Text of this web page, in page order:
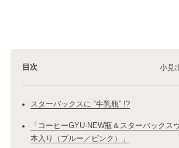
目次 小見
スターバックスに “牛乳瓶” !?
「コーヒーGYU‐NEW瓶＆スターバックス
本入り（ブルー／ピンク）」